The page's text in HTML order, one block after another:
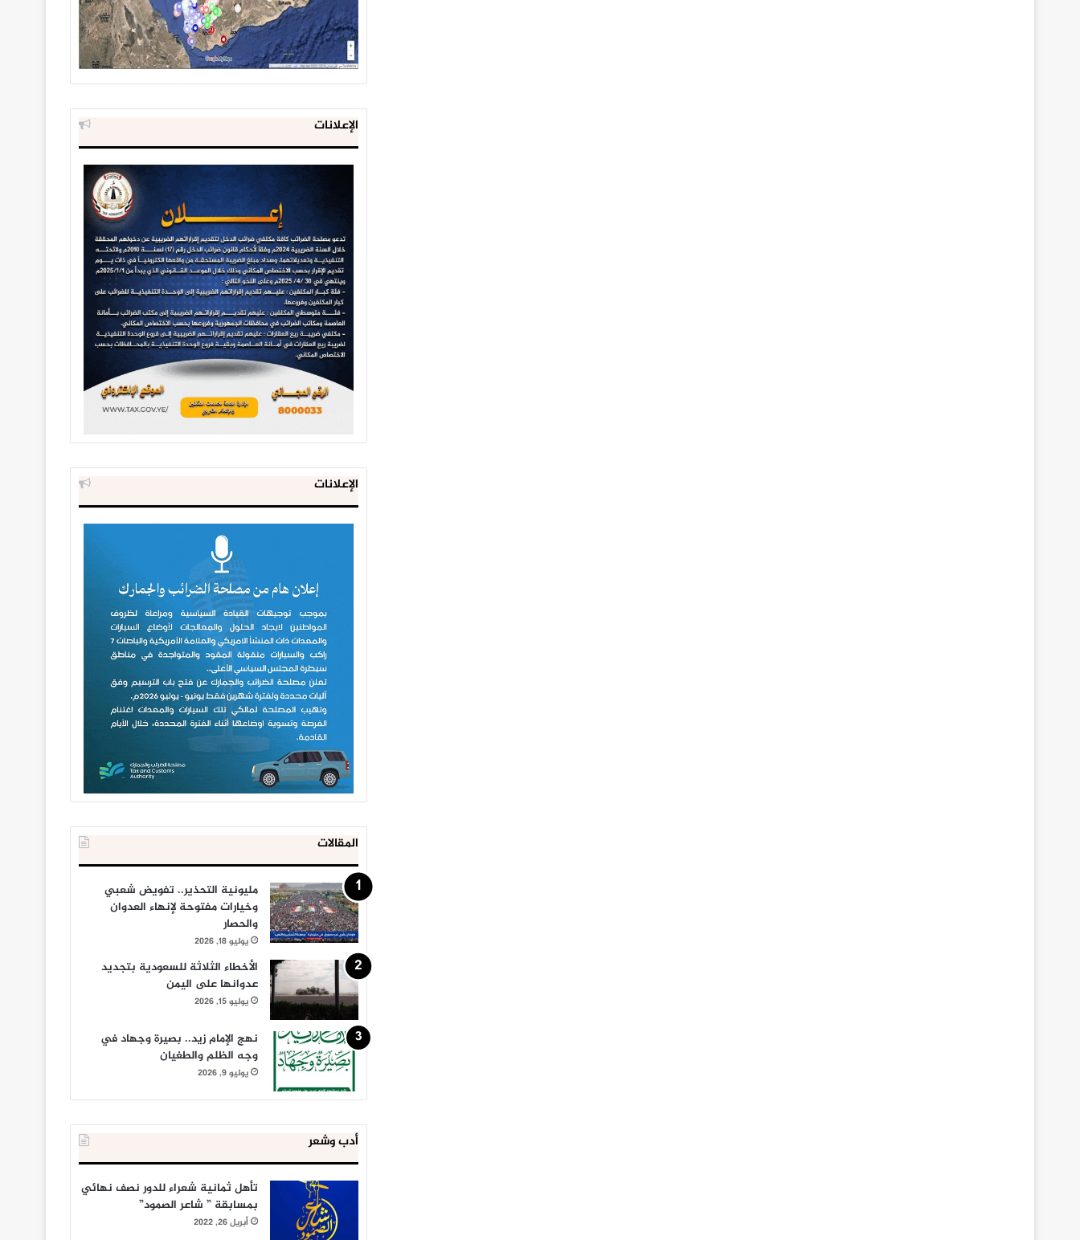
الإعلانات
الإعلانات
المقالات
مليونية التحذير.. تفويض شعبي
وخيارات مفتوحة لإنهاء العدوان
والحصار
يوليو 18, 2026
الأخطاء الثلاثة للسعودية بتجديد
عدوانها على اليمن
يوليو 15, 2026
نهج الإمام زيد.. بصيرة وجهاد في
وجه الظلم والطغيان
يوليو 9, 2026
أدب وشعر
تأهل ثمانية شعراء للدور نصف نهائي
بمسابقة ” شاعر الصمود”
أبريل 26, 2022